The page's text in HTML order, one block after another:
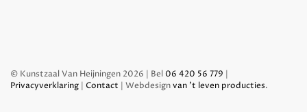
© Kunstzaal Van Heijningen 2026 | Bel 06 420 56 779 |
Privacyverklaring | Contact | Webdesignvan 't leven producties.